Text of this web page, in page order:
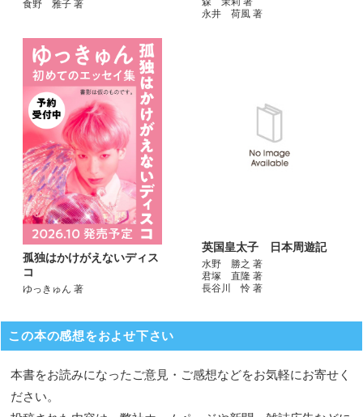
食野 雅子 著
永井 荷風 著
孤独はかけがえないディス
コ
ゆっきゅん 著
英国皇太子 日本周遊記
水野 勝之 著
君塚 直隆 著
長谷川 怜 著
この本の感想をおよせ下さい
本書をお読みになったご意見・ご感想などをお気軽にお寄せく
ださい。